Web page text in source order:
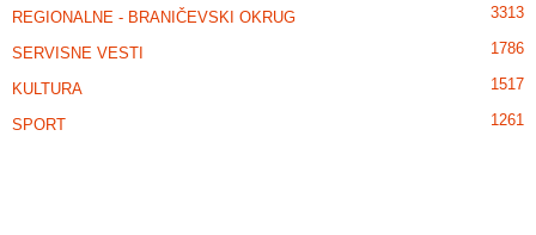
REGIONALNE - BRANIČEVSKI OKRUG 3313
SERVISNE VESTI 1786
KULTURA 1517
SPORT 1261